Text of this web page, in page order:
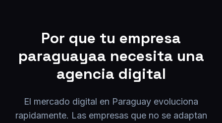
Por que tu empresa
paraguayaa necesita una
agencia digital
El mercado digital en Paraguay evoluciona
rapidamente. Las empresas que no se adaptan